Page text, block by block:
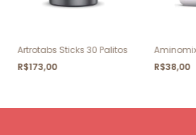
Artrotabs Sticks 30 Palitos
R$173,00
R$38,00